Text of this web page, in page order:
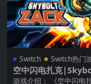
Switch Switch热门
空中闪电扎克
游戏介绍： 《空中闪电